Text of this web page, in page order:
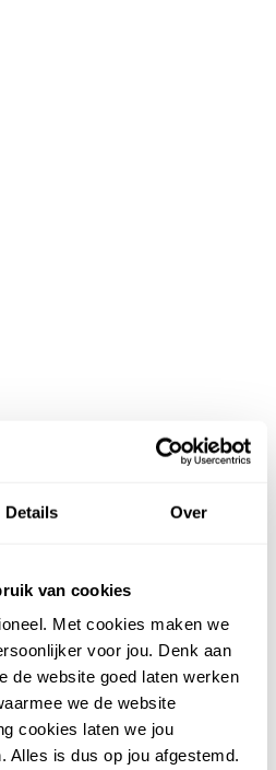
Details Over
van cookies
Met cookies maken we
voor jou. Denk aan
de website goed laten werken
we de website
cookies laten we jou
Alles is dus op jou afgestemd.